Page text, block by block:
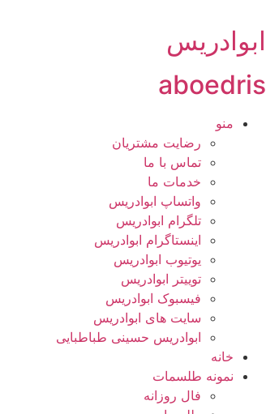
به
محتوا
ابوادریس
aboedris
منو
رضایت مشتریان
تماس با ما
خدمات ما
واتساپ ابوادریس
تلگرام ابوادریس
اینستاگرام ابوادریس
یوتیوب ابوادریس
توییتر ابوادریس
فیسبوک ابوادریس
سایت های ابوادریس
ابوادریس حسینی طباطبایی
خانه
نمونه طلسمات
فال روزانه